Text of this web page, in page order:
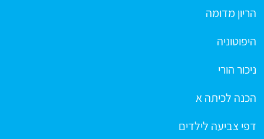
הריון מדומה
היפוטוניה
ניכור הורי
הכנה לכיתה א
דפי צביעה לילדים